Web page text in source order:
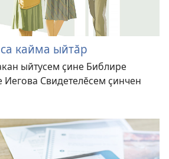
кайма ыйтӑр
ыйтусем ҫине Библире
Иегова Свидетелӗсем ҫинчен